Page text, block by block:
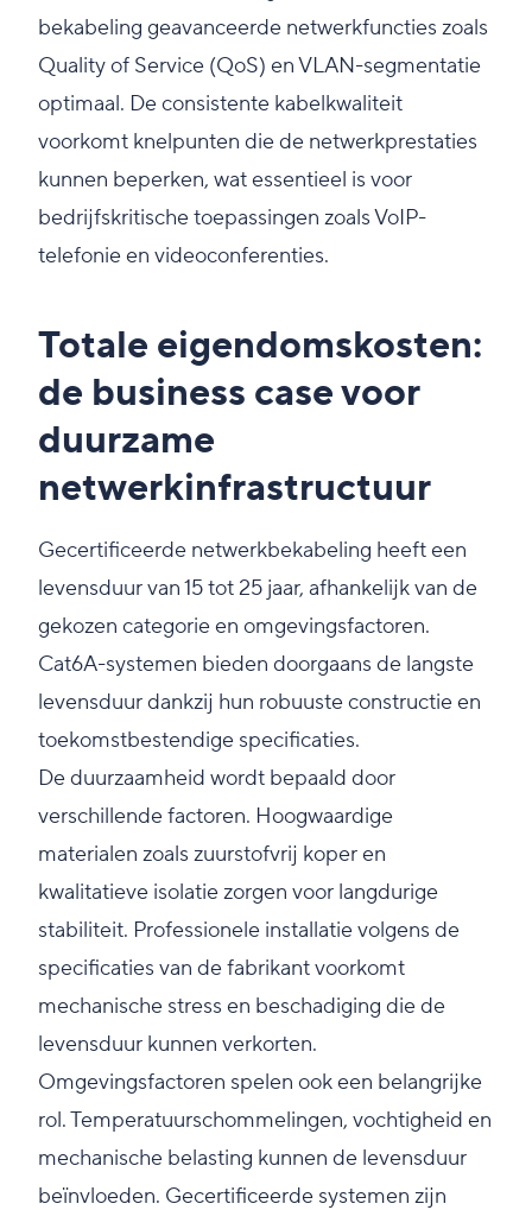
bekabeling geavanceerde netwerkfuncties zoals
Quality of Service (QoS) en VLAN-segmentatie
optimaal. De consistente kabelkwaliteit
voorkomt knelpunten die de netwerkprestaties
kunnen beperken, wat essentieel is voor
bedrijfskritische toepassingen zoals VoIP-
telefonie en videoconferenties.
Totale eigendomskosten:
de business case voor
duurzame
netwerkinfrastructuur
Gecertificeerde netwerkbekabeling heeft een
levensduur van 15 tot 25 jaar, afhankelijk van de
gekozen categorie en omgevingsfactoren.
Cat6A-systemen bieden doorgaans de langste
levensduur dankzij hun robuuste constructie en
toekomstbestendige specificaties.
De duurzaamheid wordt bepaald door
verschillende factoren. Hoogwaardige
materialen zoals zuurstofvrij koper en
kwalitatieve isolatie zorgen voor langdurige
stabiliteit. Professionele installatie volgens de
specificaties van de fabrikant voorkomt
mechanische stress en beschadiging die de
levensduur kunnen verkorten.
Omgevingsfactoren spelen ook een belangrijke
rol. Temperatuurschommelingen, vochtigheid en
mechanische belasting kunnen de levensduur
beïnvloeden. Gecertificeerde systemen zijn